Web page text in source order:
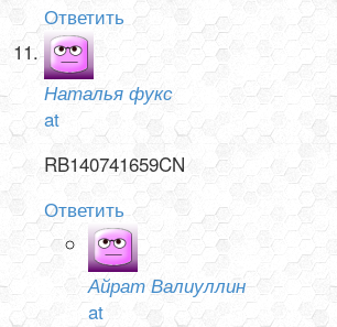
Ответить
Наталья фукс
at
RB140741659CN
Ответить
Айрат Валиуллин
at